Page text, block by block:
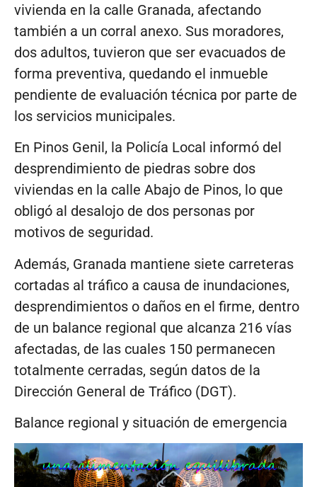
vivienda en la calle Granada, afectando
también a un corral anexo. Sus moradores,
dos adultos, tuvieron que ser evacuados de
forma preventiva, quedando el inmueble
pendiente de evaluación técnica por parte de
los servicios municipales.
En Pinos Genil, la Policía Local informó del
desprendimiento de piedras sobre dos
viviendas en la calle Abajo de Pinos, lo que
obligó al desalojo de dos personas por
motivos de seguridad.
Además, Granada mantiene siete carreteras
cortadas al tráfico a causa de inundaciones,
desprendimientos o daños en el firme, dentro
de un balance regional que alcanza 216 vías
afectadas, de las cuales 150 permanecen
totalmente cerradas, según datos de la
Dirección General de Tráfico (DGT).
Balance regional y situación de emergencia